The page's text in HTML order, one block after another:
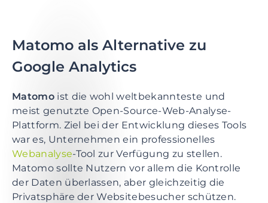
m
a
n
o
t
e
n
t
Matomo als Alternative zu
Google Analytics
Matomoist die wohl weltbekannteste und
meist genutzte Open-Source-Web-Analyse-
Plattform. Ziel bei der Entwicklung dieses Tools
war es, Unternehmen ein professionelles
Webanalyse-Tool zur Verfügung zu stellen.
Matomo sollte Nutzern vor allem die Kontrolle
der Daten überlassen, aber gleichzeitig die
Privatsphäre der Websitebesucher schützen.